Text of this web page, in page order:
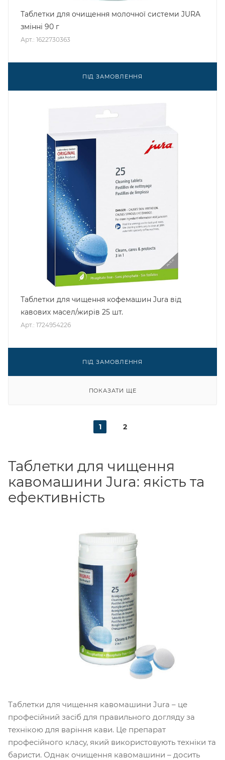
Таблетки для очищення молочної системи JURA
змінні 90 г
Арт.: 1622730363
ПІД ЗАМОВЛЕННЯ
Таблетки для чищення кофемашин Jura від
кавових масел/жирів 25 шт.
Арт.: 1724954226
ПІД ЗАМОВЛЕННЯ
ПОКАЗАТИ ЩЕ
1 2
Таблетки для чищення
кавомашини Jura: якість та
ефективність
Таблетки для чищення кавомашини Jura – це
професійний засіб для правильного догляду за
технікою для варіння кави. Це препарат
професійного класу, який використовують техніки та
баристи. Однак очищення кавомашини – досить